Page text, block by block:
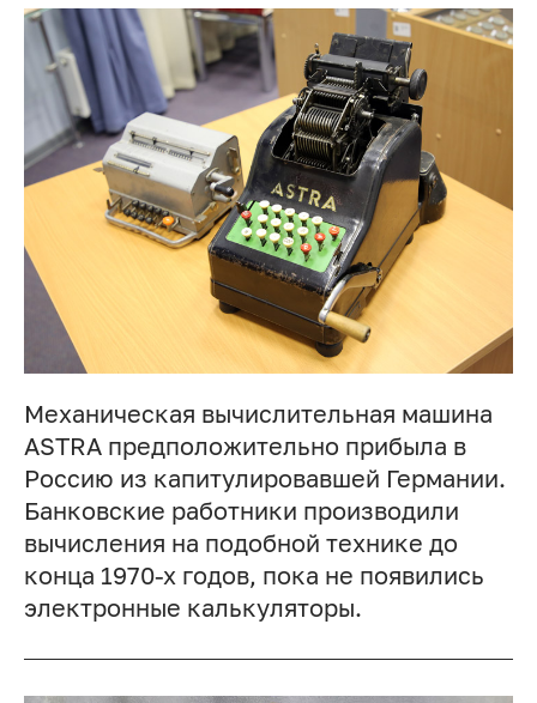
Механическая вычислительная машина
ASTRA предположительно прибыла в
Россию из капитулировавшей Германии.
Банковские работники производили
вычисления на подобной технике до
конца 1970-х годов, пока не появились
электронные калькуляторы.